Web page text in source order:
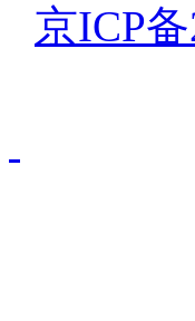
京ICP